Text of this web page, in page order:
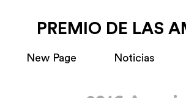
PREMIO DE LAS
New Page Noticias